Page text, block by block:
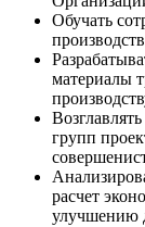
Тариф «Всё
Проживание
Обучать
материалы
групп
расчет
улучшению